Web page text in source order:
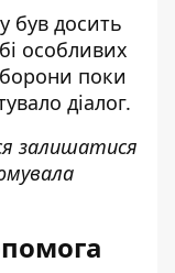
був досить
особливих
поки
діалог.
залишатися